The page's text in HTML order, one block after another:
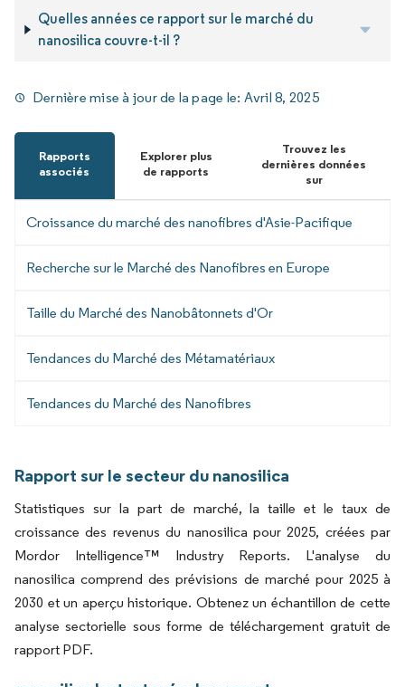
Quelles années ce rapport sur le marché du
nanosilica couvre-t-il ?
Dernière mise à jour de la page le: Avril 8, 2025
Rapports
associés
Explorer plus
de rapports
Trouvez les
dernières données
sur
Croissance du marché des nanofibres d'Asie-Pacifique
Recherche sur le Marché des Nanofibres en Europe
Taille du Marché des Nanobâtonnets d'Or
Tendances du Marché des Métamatériaux
Tendances du Marché des Nanofibres
Rapport sur le secteur du nanosilica
Statistiques sur la part de marché, la taille et le taux de
croissance des revenus du nanosilica pour 2025, créées par
Mordor Intelligence™ Industry Reports. L'analyse du
nanosilica comprend des prévisions de marché pour 2025 à
2030 et un aperçu historique. Obtenez un échantillon de cette
analyse sectorielle sous forme de téléchargement gratuit de
rapport PDF.